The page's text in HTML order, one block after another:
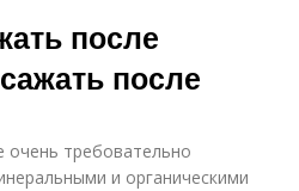
после
после
очень требовательно
и органическими